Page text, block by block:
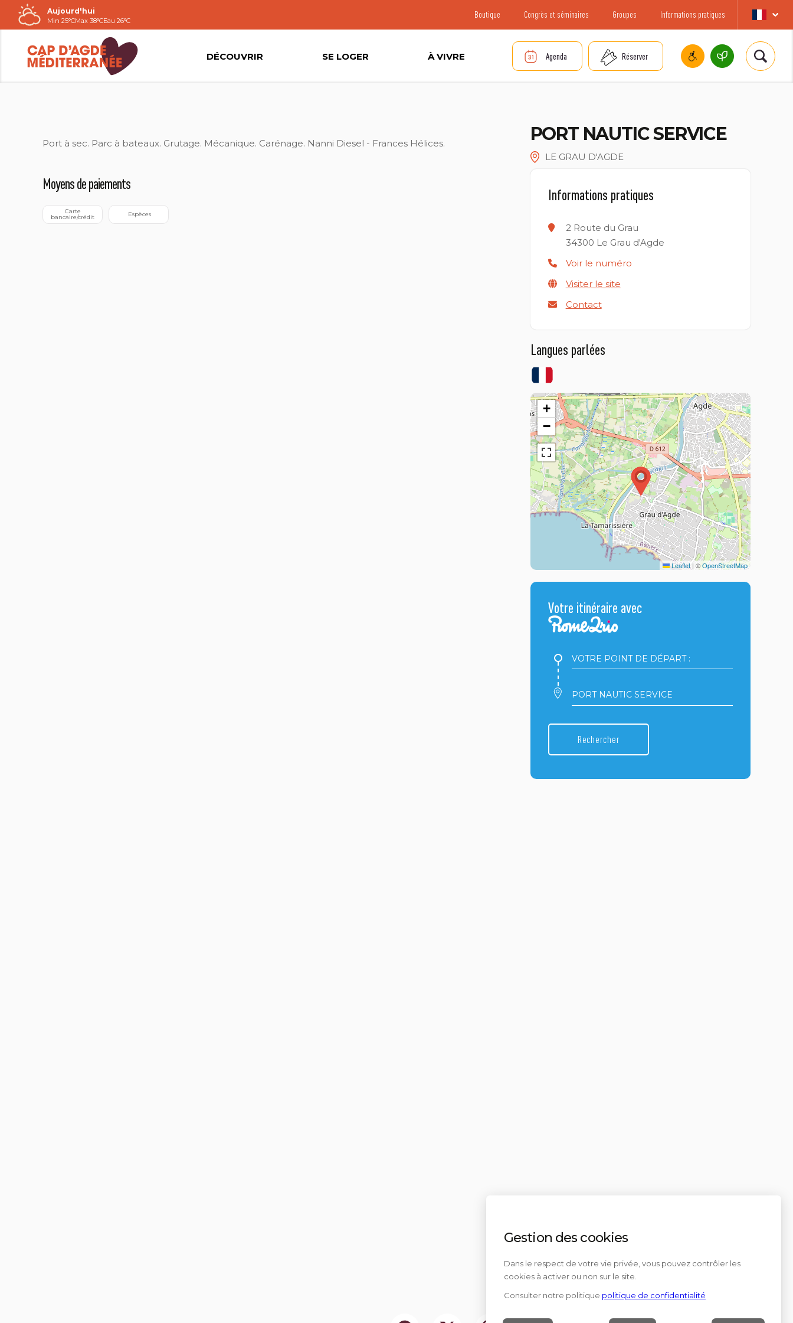
Passer
au
contenu
Aujourd'hui
Min 25°CMax 38°CEau 26°C
Boutique Congrès et séminaires Groupes Informations pratiques
DÉCOUVRIR SE LOGER À VIVRE Agenda Réserver
Port à sec. Parc à bateaux. Grutage. Mécanique. Carénage. Nanni Diesel - Frances Hélices.
Moyens de paiements
bancaire/crédit Espèces
PORT NAUTIC SERVICE
LE GRAU D'AGDE
Informations pratiques
2 Route du Grau
34300 Le Grau d'Agde
Voir le numéro
Visiter le site
Contact
Langues parlées
+
−
Leaflet | ©OpenStreetMap
Votre itinéraire avec
Votre
point
:Votre
point
Rechercher
Gestion des cookies
Dans le respect de votre vie privée, vous pouvez contrôler les
cookies à activer ou non sur le site.
Consulter notre politique politique de confidentialité